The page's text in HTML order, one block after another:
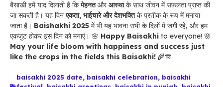
बैसाखी हमें याद दिलाती है किमेहनतऔरआस्थाके साथ जीवन में सफलता प्राप्त की
जा सकती है। यह दिनएकता, भाईचारे और देशभक्तिके प्रतीक के रूप में मनाया
जाता है। Baishakhi 2025 में भी यह भावना सभी के दिलों में जगी रहे, और हम
एकजुट होकर इस दिन को मनाएं। 🌸 Happy Baisakhi to everyone! 🌸
May your life bloom with happiness and success just
like the crops in the fields this Baisakhi! 🌾🎊
baisakhi 2025 date, baisakhi celebration, baisakhi